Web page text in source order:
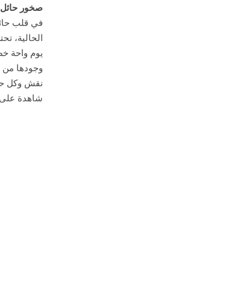
صخور حائل
في قلب
يوم واحة
وجودها من
نقش وكل
شاهدة على